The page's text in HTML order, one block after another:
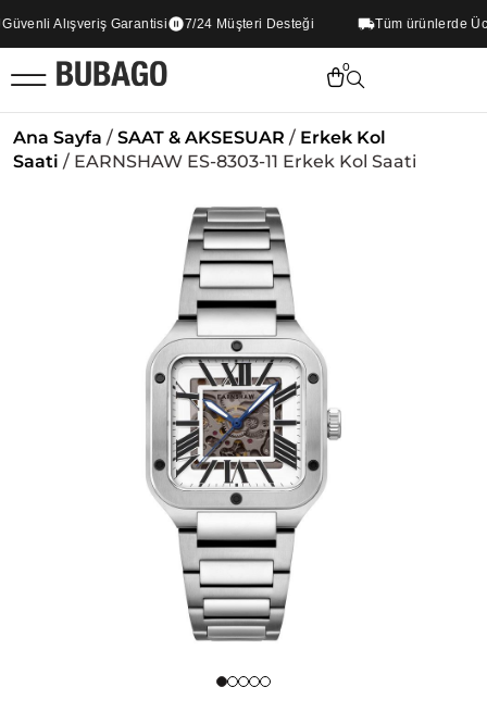
Alışveriş Garantisi 7/24 Müşteri Desteği Tüm ürünlerde
0
Ana Sayfa / SAAT & AKSESUAR / Erkek Kol
Saati / EARNSHAW ES-8303-11 Erkek Kol Saati